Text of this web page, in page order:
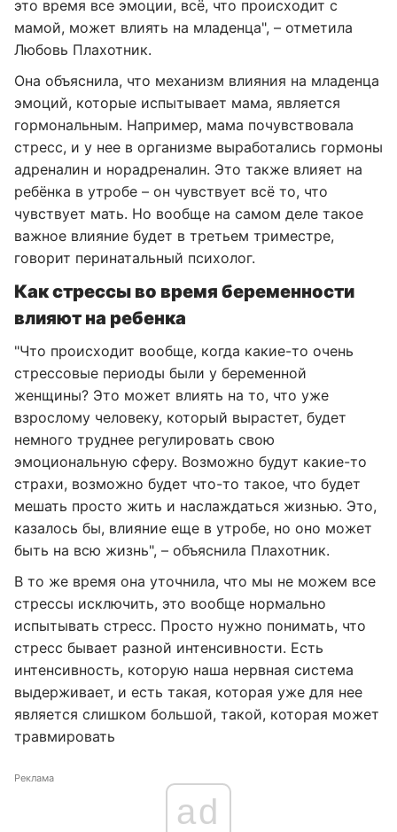
это время все эмоции, всё, что происходит с
мамой, может влиять на младенца", – отметила
Любовь Плахотник.
Она объяснила, что механизм влияния на младенца
эмоций, которые испытывает мама, является
гормональным. Например, мама почувствовала
стресс, и у нее в организме выработались гормоны
адреналин и норадреналин. Это также влияет на
ребёнка в утробе – он чувствует всё то, что
чувствует мать. Но вообще на самом деле такое
важное влияние будет в третьем триместре,
говорит перинатальный психолог.
Как стрессы во время беременности
влияют на ребенка
"Что происходит вообще, когда какие-то очень
стрессовые периоды были у беременной
женщины? Это может влиять на то, что уже
взрослому человеку, который вырастет, будет
немного труднее регулировать свою
эмоциональную сферу. Возможно будут какие-то
страхи, возможно будет что-то такое, что будет
мешать просто жить и наслаждаться жизнью. Это,
казалось бы, влияние еще в утробе, но оно может
быть на всю жизнь", – объяснила Плахотник.
В то же время она уточнила, что мы не можем все
стрессы исключить, это вообще нормально
испытывать стресс. Просто нужно понимать, что
стресс бывает разной интенсивности. Есть
интенсивность, которую наша нервная система
выдерживает, и есть такая, которая уже для нее
является слишком большой, такой, которая может
травмировать
Реклама
ad